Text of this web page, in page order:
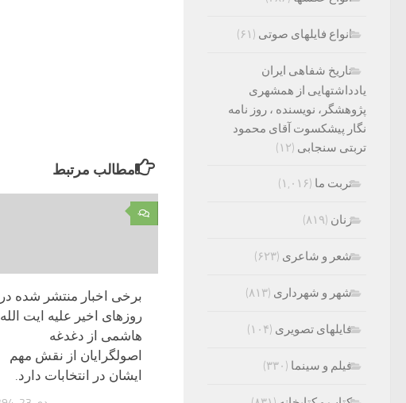
مطالب مرتبط
۰
برخی اخبار منتشر شده در
روزهای اخیر علیه ایت الله
هاشمی از دغدغه
اصولگرایان از نقش مهم
ایشان در انتخابات دارد.
انواع فایلهای صوتی (۶۱)
تاریخ شفاهی ایران
یادداشتهایی از همشهری
پژوهشگر، نویسنده ، روز نامه
نگار پیشکسوت آقای محمود
تربتی سنجابی (۱۲)
تربت ما (۱,۰۱۶)
زنان (۸۱۹)
شعر و شاعری (۶۲۳)
شهر و شهرداری (۸۱۳)
فایلهای تصویری (۱۰۴)
فیلم و سینما (۳۳۰)